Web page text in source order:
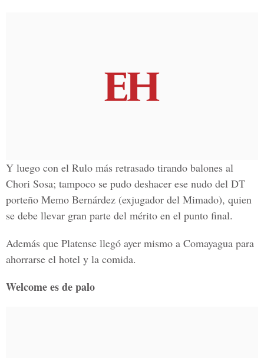
Y luego con el Rulo más retrasado tirando balones al
Chori Sosa; tampoco se pudo deshacer ese nudo del DT
porteño Memo Bernárdez (exjugador del Mimado), quien
se debe llevar gran parte del mérito en el punto final.
Además que Platense llegó ayer mismo a Comayagua para
ahorrarse el hotel y la comida.
Welcome es de palo